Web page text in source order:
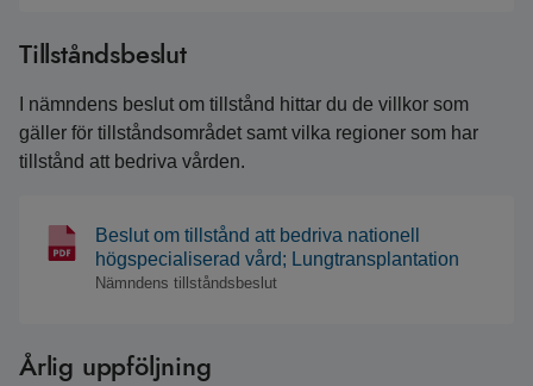
Tillståndsbeslut
I nämndens beslut om tillstånd hittar du de villkor som
gäller för tillståndsområdet samt vilka regioner som har
tillstånd att bedriva vården.
Beslut om tillstånd att bedriva nationell
högspecialiserad vård; Lungtransplantation
Nämndens tillståndsbeslut
Årlig uppföljning